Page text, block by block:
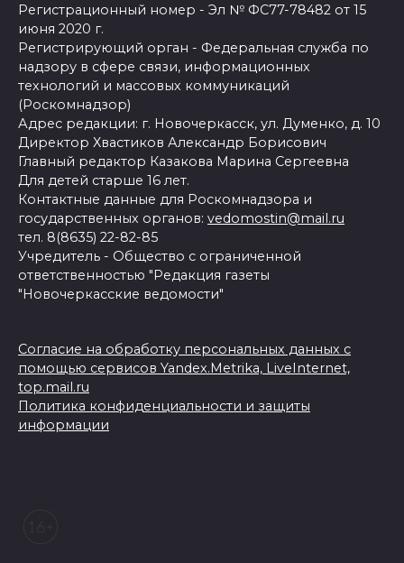
Регистрационный номер - Эл № ФС77-78482 от 15
июня 2020 г.
Регистрирующий орган - Федеральная служба по
надзору в сфере связи, информационных
технологий и массовых коммуникаций
(Роскомнадзор)
Адрес редакции: г. Новочеркасск, ул. Думенко, д. 10
Директор Хвастиков Александр Борисович
Главный редактор Казакова Марина Сергеевна
Для детей старше 16 лет.
Контактные данные для Роскомнадзора и
государственных органов: vedomostin@mail.ru
тел. 8(8635) 22-82-85
Учредитель - Общество с ограниченной
ответственностью "Редакция газеты
"Новочеркасские ведомости"
Согласие на обработку персональных данных с
помощью сервисов Yandex.Metrika, LiveInternet,
top.mail.ru
Политика конфиденциальности и защиты
информации